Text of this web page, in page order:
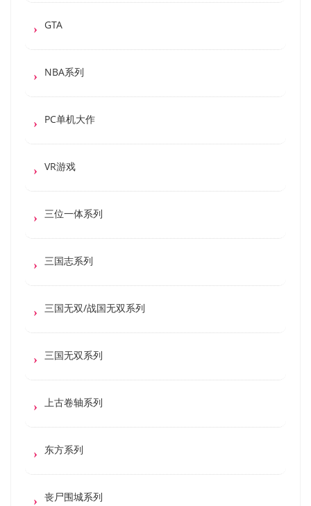
GTA
NBA系列
PC单机大作
VR游戏
三位一体系列
三国志系列
三国无双/战国无双系列
三国无双系列
上古卷轴系列
东方系列
丧尸围城系列